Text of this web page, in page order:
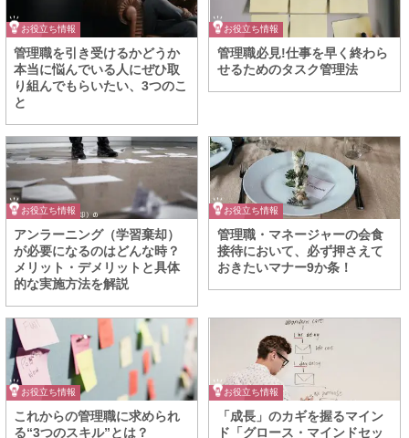
お役立ち情報
管理職を引き受けるかどうか
本当に悩んでいる人にぜひ取
り組んでもらいたい、3つのこ
と
お役立ち情報
管理職必見!仕事を早く終わら
せるためのタスク管理法
お役立ち情報
アンラーニング（学習棄却）
が必要になるのはどんな時？
メリット・デメリットと具体
的な実施方法を解説
お役立ち情報
管理職・マネージャーの会食
接待において、必ず押さえて
おきたいマナー9か条！
お役立ち情報
これからの管理職に求められ
る“3つのスキル”とは？
お役立ち情報
「成長」のカギを握るマイン
ド「グロース・マインドセッ